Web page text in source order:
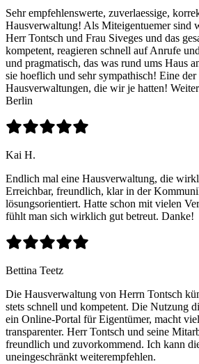
Sehr empfehlenswerte, zuverlaessige,
Hausverwaltung! Als Miteigentuemer sind
Herr Tontsch und Frau Siveges und das
kompetent, reagieren schnell auf Anrufe
und pragmatisch, das was rund ums Haus
sie hoeflich und sehr sympathisch! Eine der
Hausverwaltungen, die wir je hatten!
Berlin
Kai H.
Endlich mal eine Hausverwaltung, die
Erreichbar, freundlich, klar in der
lösungsorientiert. Hatte schon mit vielen
fühlt man sich wirklich gut betreut. Danke!
Bettina Teetz
Die Hausverwaltung von Herrn Tontsch
stets schnell und kompetent. Die Nutzung
ein Online-Portal für Eigentümer, macht
transparenter. Herr Tontsch und seine
freundlich und zuvorkommend. Ich kann
uneingeschränkt weiterempfehlen.